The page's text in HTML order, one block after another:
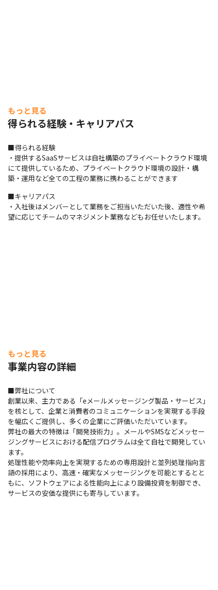
もっと見る
得られる経験・キャリアパス
■得られる経験
・提供するSaaSサービスは自社構築のプライベートクラウド環境
にて提供しているため、プライベートクラウド環境の設計・構
築・運用など全ての工程の業務に携わることができます
■キャリアパス
・入社後はメンバーとして業務をご担当いただいた後、適性や希
望に応じてチームのマネジメント業務などもお任せいたします。
もっと見る
事業内容の詳細
■弊社について
創業以来、主力である「eメールメッセージング製品・サービス」
を核として、企業と消費者のコミュニケーションを実現する手段
を幅広くご提供し、多くの企業にご評価いただいています。
弊社の最大の特徴は「開発技術力」。メールやSMSなどメッセー
ジングサービスにおける配信プログラムは全て自社で開発してい
ます。
処理性能や効率向上を実現するための専用設計と並列処理指向言
語の採用により、高速・確実なメッセージングを可能とするとと
もに、ソフトウェアによる性能向上により設備投資を制御でき、
サービスの安価な提供にも寄与しています。